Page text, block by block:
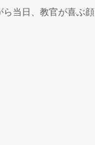
当日、教官が喜ぶ顔